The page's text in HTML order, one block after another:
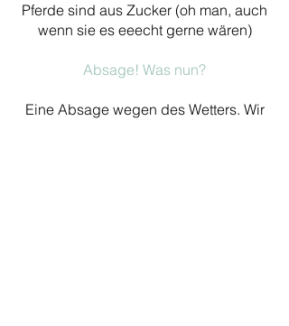
Pferde sind aus Zucker (oh man, auch
wenn sie es eeecht gerne wären)
Absage! Was nun?
Eine Absage wegen des Wetters. Wir